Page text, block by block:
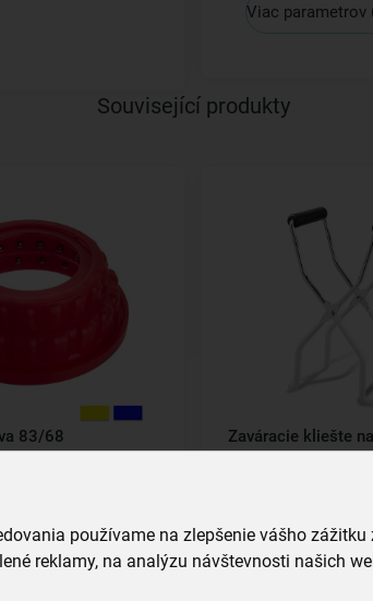
používame na zlepšenie vášho
reklamy, na analýzu návštevnosti našich
Viac parametrov
Související produkty
83/68
košíka
Zaváracie kliešte
Vložiť do